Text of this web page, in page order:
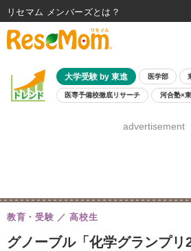
大学受験 by 東進 医学部
医専予備校徹底リサーチ 河合塾×
8月開催学校説明会・相談
advertisement
グノーブル「化学グランプリ
教育・受験 高校生
リセマム メンバーズ